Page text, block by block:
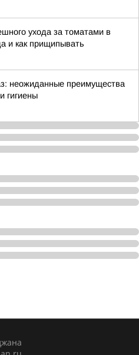
ухода за томатами в
и как прищипывать
неожиданные преимущества
гигиены